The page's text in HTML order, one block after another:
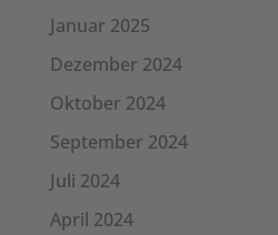
Januar 2025
Dezember 2024
Oktober 2024
September 2024
Juli 2024
April 2024